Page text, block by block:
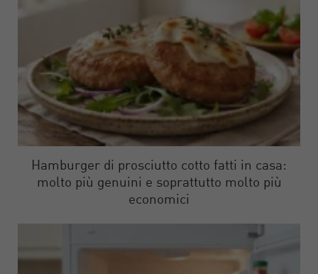
Hamburger di prosciutto cotto fatti in casa:
molto più genuini e soprattutto molto più
economici